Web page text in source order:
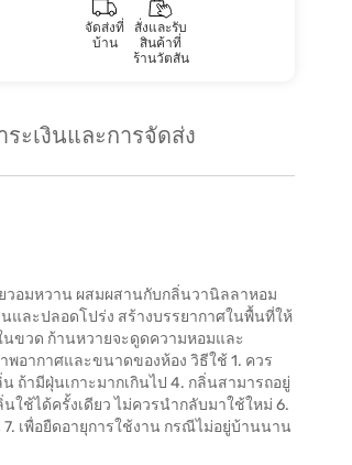
จัดส่งที่
บ้าน
สั่งและรับ
สินค้าที่
ร้านวัตสัน
ระเงินและการจัดส่ง
วอมหวาน ผสมผสานกับกลิ่นวานิลลาหอม
และปลอดโปร่ง สร้างบรรยากาศในพื้นที่ให้
นขวด ก้านหวายจะดูดความหอมและ
อากาศและขนาดของห้อง วิธีใช้ 1. ควร
ถ้ามีฝุ่นเกาะมากเกินไป 4. กลิ่นสามารถอยู่
ช้ได้ครั้งเดียว ไม่ควรนำกลับมาใช้ใหม่ 6.
เพื่อยืดอายุการใช้งาน กรณีไม่อยู่บ้านนาน